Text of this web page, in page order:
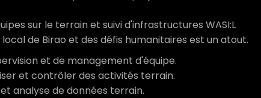
sur le terrain et suivi d'infrastructures WASI:L
de Birao et des défis humanitaires est un atout.
et de management d'équipe.
et contrôler des activités terrain.
analyse de données terrain.